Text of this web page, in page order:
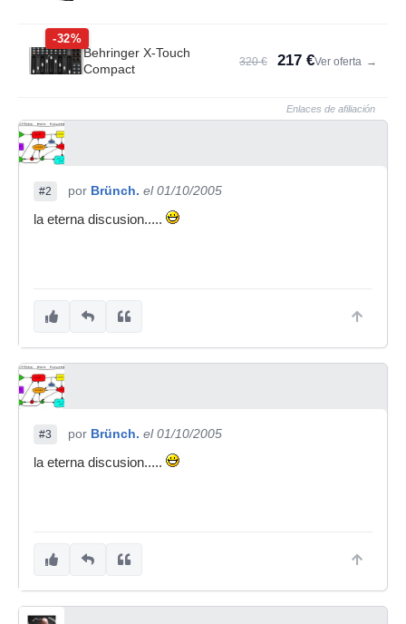
-32%
Behringer X-Touch
Compact
320 € 217 €Ver oferta →
Enlaces de afiliación
#2 por Brünch. el 01/10/2005
la eterna discusion.....
#3 por Brünch. el 01/10/2005
la eterna discusion.....